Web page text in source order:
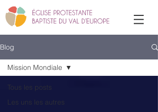
Blog
Tous les posts
Les uns les autres
Mission Mondiale